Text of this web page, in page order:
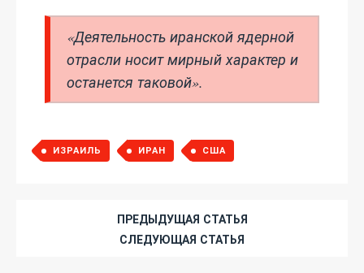
«Деятельность иранской ядерной
отрасли носит мирный характер и
останется таковой».
ИЗРАИЛЬ ИРАН США
ПРЕДЫДУЩАЯ СТАТЬЯ
СЛЕДУЮЩАЯ СТАТЬЯ